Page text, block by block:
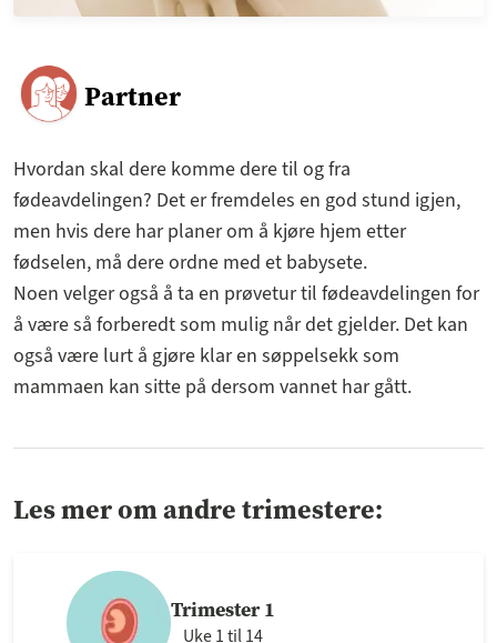
Partner
Hvordan skal dere komme dere til og fra
fødeavdelingen? Det er fremdeles en god stund igjen,
men hvis dere har planer om å kjøre hjem etter
fødselen, må dere ordne med et babysete.
Noen velger også å ta en prøvetur til fødeavdelingen for
å være så forberedt som mulig når det gjelder. Det kan
også være lurt å gjøre klar en søppelsekk som
mammaen kan sitte på dersom vannet har gått.
Les mer om andre trimestere:
Trimester 1
Uke 1 til 14